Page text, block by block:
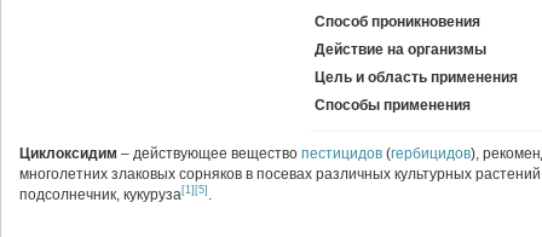
Способ проникновения
Действие на организмы
Цель и область применения
Способы применения
Циклоксидим – действующее вещество пестицидов (гербицидов),
многолетних злаковых сорняков в посевах различных культурных
подсолнечник, кукуруза[1] [5] .